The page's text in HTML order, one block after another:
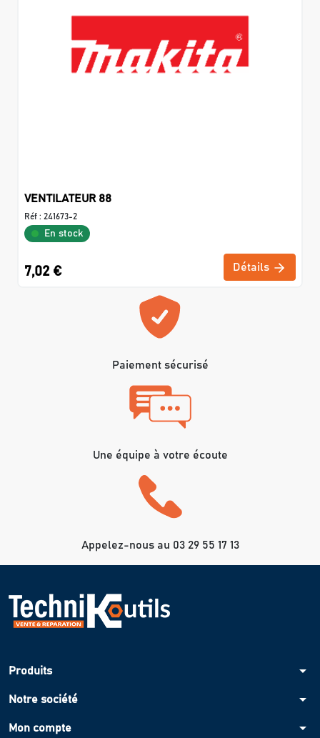
VENTILATEUR 88
Réf : 241673-2
En stock
7,02 € Détails
Paiement sécurisé
Une équipe à votre écoute
Appelez-nous au 03 29 55 17 13
Produits arrow_drop_down
Notre société arrow_drop_down
Mon compte arrow_drop_down